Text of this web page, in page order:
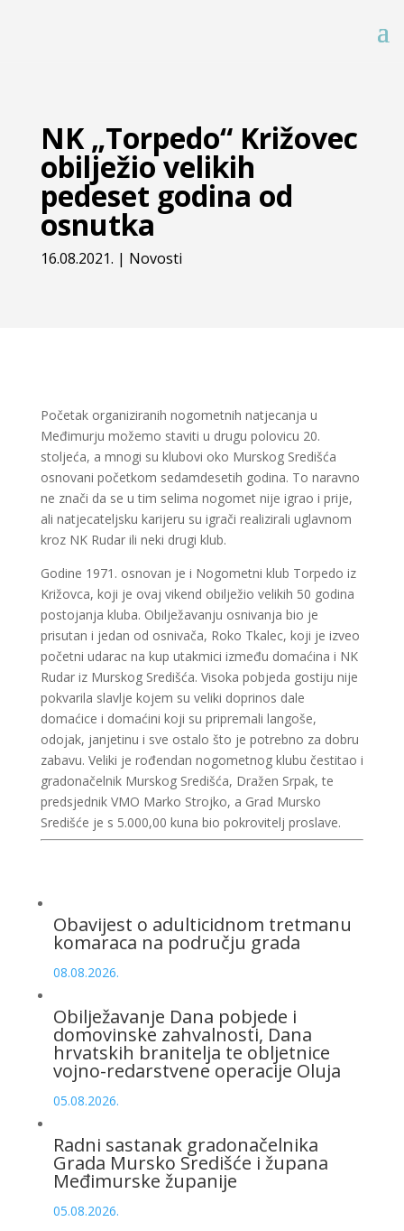
NK „Torpedo“ Križovec
obilježio velikih
pedeset godina od
osnutka
16.08.2021. | Novosti
Početak organiziranih nogometnih natjecanja u
Međimurju možemo staviti u drugu polovicu 20.
stoljeća, a mnogi su klubovi oko Murskog Središća
osnovani početkom sedamdesetih godina. To naravno
ne znači da se u tim selima nogomet nije igrao i prije,
ali natjecateljsku karijeru su igrači realizirali uglavnom
kroz NK Rudar ili neki drugi klub.
Godine 1971. osnovan je i Nogometni klub Torpedo iz
Križovca, koji je ovaj vikend obilježio velikih 50 godina
postojanja kluba. Obilježavanju osnivanja bio je
prisutan i jedan od osnivača, Roko Tkalec, koji je izveo
početni udarac na kup utakmici između domaćina i NK
Rudar iz Murskog Središća. Visoka pobjeda gostiju nije
pokvarila slavlje kojem su veliki doprinos dale
domaćice i domaćini koji su pripremali langoše,
odojak, janjetinu i sve ostalo što je potrebno za dobru
zabavu. Veliki je rođendan nogometnog klubu čestitao i
gradonačelnik Murskog Središća, Dražen Srpak, te
predsjednik VMO Marko Strojko, a Grad Mursko
Središće je s 5.000,00 kuna bio pokrovitelj proslave.
Obavijest o adulticidnom tretmanu
komaraca na području grada
08.08.2026.
Obilježavanje Dana pobjede i
domovinske zahvalnosti, Dana
hrvatskih branitelja te obljetnice
vojno-redarstvene operacije Oluja
05.08.2026.
Radni sastanak gradonačelnika
Grada Mursko Središće i župana
Međimurske županije
05.08.2026.